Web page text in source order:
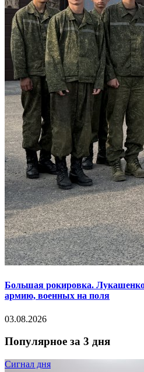
Большая рокировка.
армию, военных на поля
03.08.2026
Популярное за 3 дня
Сигнал дня